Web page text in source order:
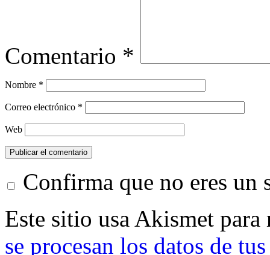
Comentario *
Nombre *
Correo electrónico *
Web
Confirma que no eres un
Este sitio usa Akismet
se procesan los datos de